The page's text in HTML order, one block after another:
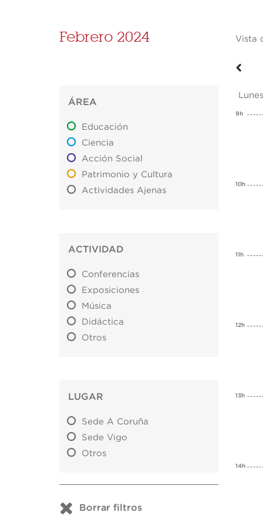
Febrero 2024 Vista
ÁREA
Educación
Ciencia
Acción Social
Patrimonio y Cultura
Actividades Ajenas
ACTIVIDAD
Conferencias
Exposiciones
Música
Didáctica
Otros
LUGAR
Sede A Coruña
Sede Vigo
Otros
Borrar filtros
9h
10h
11h
12h
13h
14h